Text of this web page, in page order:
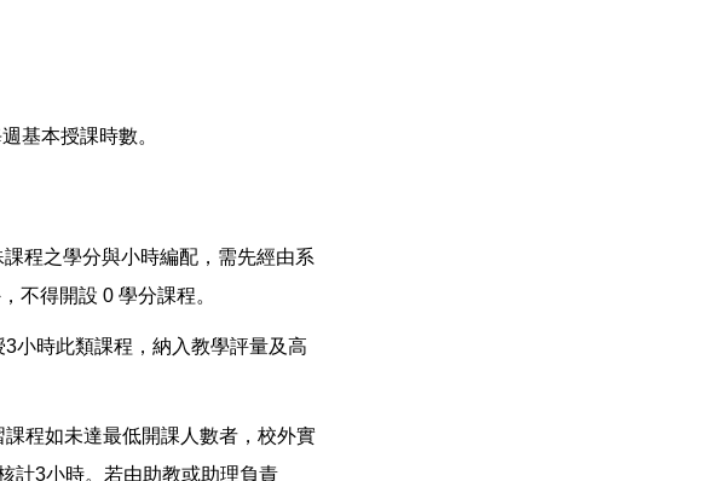
基本授課時數。
程之學分與小時編配，需先經由系
不得開設 0 學分課程。
小時此類課程，納入教學評量及高
程如未達最低開課人數者，校外實
計3小時。若由助教或助理負責